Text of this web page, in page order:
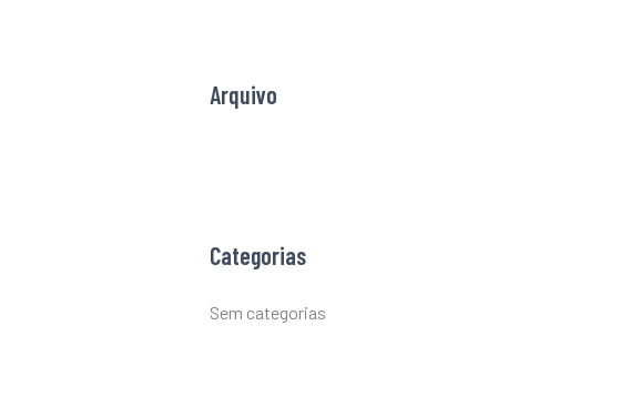
Arquivo
Categorias
Sem categorias